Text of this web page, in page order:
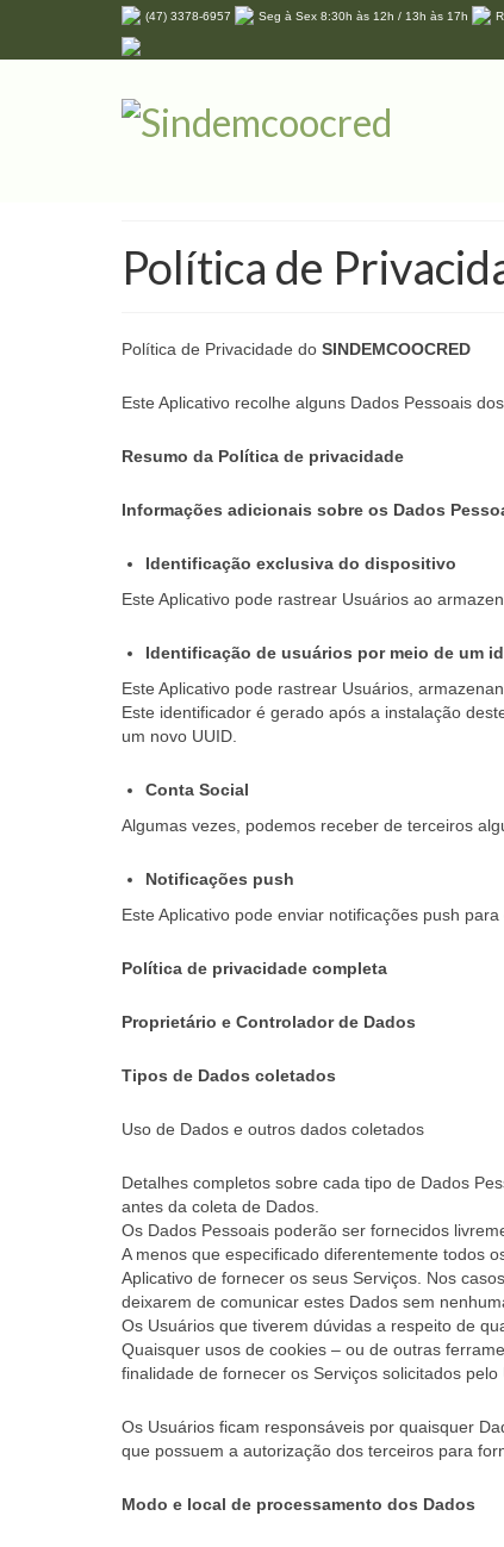
(47) 3378-6957 Seg à Sex 8:30h às 12h / 13h às 17h
Política de
Política de Privacidade do SINDEMCOOCRED
Este Aplicativo recolhe alguns Dados Pessoais
Resumo da Política de privacidade
Informações adicionais sobre os Dados
Identificação exclusiva do dispositivo
Este Aplicativo pode rastrear Usuários ao
Identificação de usuários por meio de um
Este Aplicativo pode rastrear Usuários,
Este identificador é gerado após a instalação
um novo UUID.
Conta Social
Algumas vezes, podemos receber de terceiros
Notificações push
Este Aplicativo pode enviar notificações push para
Política de privacidade completa
Proprietário e Controlador de Dados
Tipos de Dados coletados
Uso de Dados e outros dados coletados
Detalhes completos sobre cada tipo de Dados
antes da coleta de Dados.
Os Dados Pessoais poderão ser fornecidos
A menos que especificado diferentemente todos
Aplicativo de fornecer os seus Serviços. Nos
deixarem de comunicar estes Dados sem
Os Usuários que tiverem dúvidas a respeito de
Quaisquer usos de cookies – ou de outras
finalidade de fornecer os Serviços solicitados
Os Usuários ficam responsáveis por quaisquer
que possuem a autorização dos terceiros para
Modo e local de processamento dos Dados